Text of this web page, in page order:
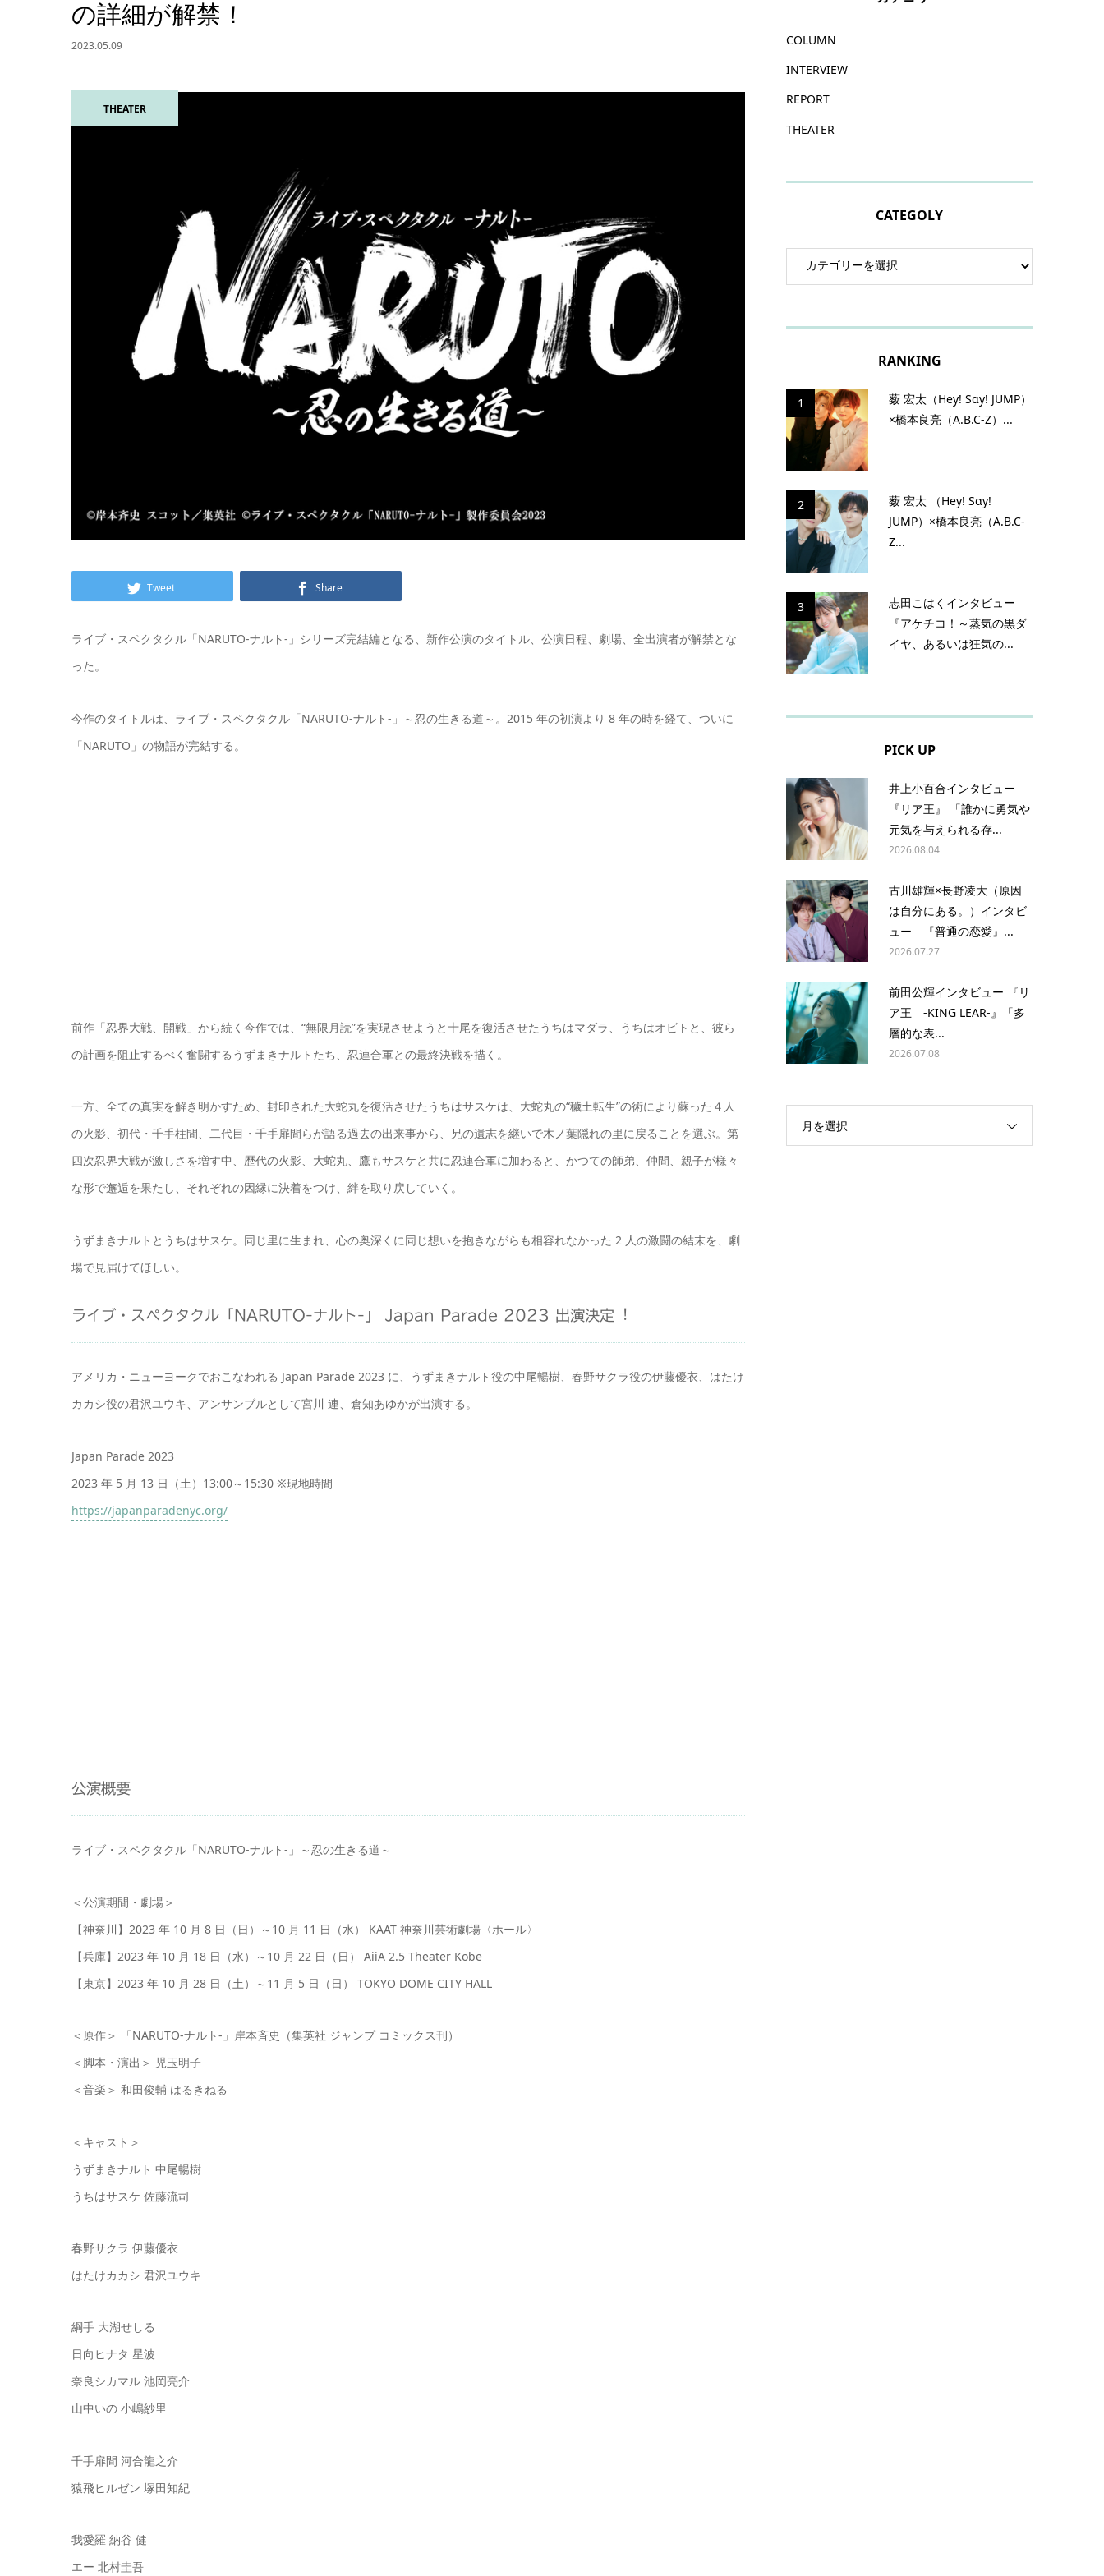
の詳細が解禁！
2023.05.09
THEATER
Tweet Share
ライブ・スペクタクル「NARUTO-ナルト-」シリーズ完結編となる、新作公演のタイトル、公演日程、劇場、全出演者が解禁とな
った。
今作のタイトルは、ライブ・スペクタクル「NARUTO-ナルト-」～忍の生きる道～。2015 年の初演より 8 年の時を経て、ついに
「NARUTO」の物語が完結する。
前作「忍界大戦、開戦」から続く今作では、“無限月読”を実現させようと十尾を復活させたうちはマダラ、うちはオビトと、彼ら
の計画を阻止するべく奮闘するうずまきナルトたち、忍連合軍との最終決戦を描く。
一方、全ての真実を解き明かすため、封印された大蛇丸を復活させたうちはサスケは、大蛇丸の“穢土転生”の術により蘇った４人
の火影、初代・千手柱間、二代目・千手扉間らが語る過去の出来事から、兄の遺志を継いで木ノ葉隠れの里に戻ることを選ぶ。第
四次忍界大戦が激しさを増す中、歴代の火影、大蛇丸、鷹もサスケと共に忍連合軍に加わると、かつての師弟、仲間、親子が様々
な形で邂逅を果たし、それぞれの因縁に決着をつけ、絆を取り戻していく。
うずまきナルトとうちはサスケ。同じ里に生まれ、心の奥深くに同じ想いを抱きながらも相容れなかった 2 人の激闘の結末を、劇
場で見届けてほしい。
ライブ・スペクタクル「NARUTO-ナルト-」 Japan Parade 2023 出演決定︕
アメリカ・ニューヨークでおこなわれる Japan Parade 2023 に、うずまきナルト役の中尾暢樹、春野サクラ役の伊藤優衣、はたけ
カカシ役の君沢ユウキ、アンサンブルとして宮川 連、倉知あゆかが出演する。
Japan Parade 2023
2023 年 5 月 13 日（土）13:00～15:30 ※現地時間
https://japanparadenyc.org/
公演概要
ライブ・スペクタクル「NARUTO-ナルト-」～忍の生きる道～
＜公演期間・劇場＞
【神奈川】2023 年 10 月 8 日（日）～10 月 11 日（水） KAAT 神奈川芸術劇場〈ホール〉
【兵庫】2023 年 10 月 18 日（水）～10 月 22 日（日） AiiA 2.5 Theater Kobe
【東京】2023 年 10 月 28 日（土）～11 月 5 日（日） TOKYO DOME CITY HALL
＜原作＞ 「NARUTO-ナルト-」岸本斉史（集英社 ジャンプ コミックス刊）
＜脚本・演出＞ 児玉明子
＜音楽＞ 和田俊輔 はるきねる
＜キャスト＞
うずまきナルト 中尾暢樹
うちはサスケ 佐藤流司
春野サクラ 伊藤優衣
はたけカカシ 君沢ユウキ
綱手 大湖せしる
日向ヒナタ 星波
奈良シカマル 池岡亮介
山中いの 小嶋紗里
千手扉間 河合龍之介
猿飛ヒルゼン 塚田知紀
我愛羅 納谷 健
エー 北村圭吾
COLUMN
INTERVIEW
REPORT
THEATER
CATEGOLY
RANKING
1
薮 宏太（Hey! Sɑy! JUMP）
×橋本良亮（A.B.C-Z）...
2
薮 宏太 （Hey! Sɑy!
JUMP）×橋本良亮（A.B.C-
Z...
3
志田こはくインタビュー
『アケチコ！～蒸気の黒ダ
イヤ、あるいは狂気の...
PICK UP
井上小百合インタビュー
『リア王』 「誰かに勇気や
元気を与えられる存...
2026.08.04
古川雄輝×長野凌大（原因
は自分にある。）インタビ
ュー 『普通の恋愛』...
2026.07.27
前田公輝インタビュー 『リ
ア王 -KING LEAR-』「多
層的な表...
2026.07.08
月を選択